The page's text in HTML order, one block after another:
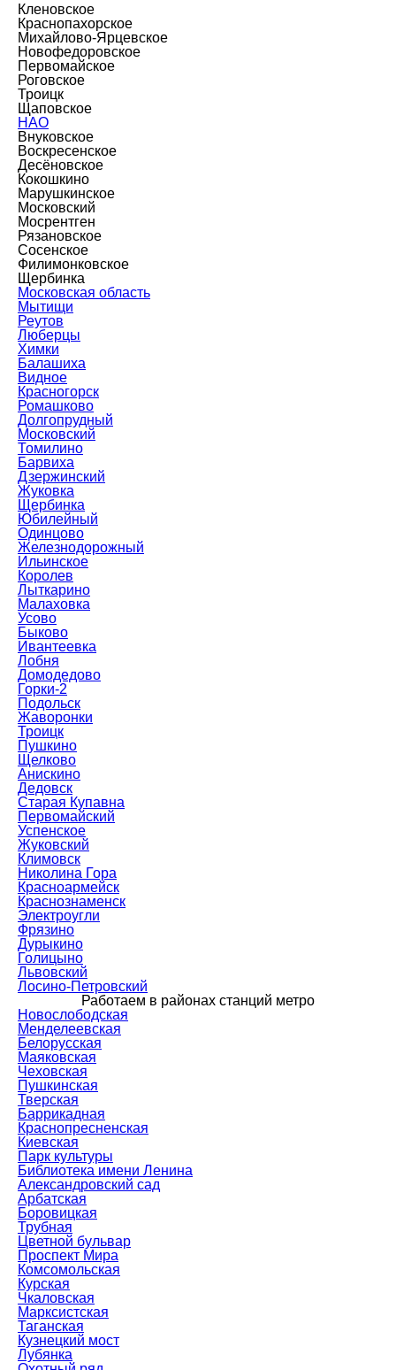
Кленовское
Краснопахорское
Михайлово-Ярцевское
Новофедоровское
Первомайское
Роговское
Троицк
Щаповское
НАО
Внуковское
Воскресенское
Десёновское
Кокошкино
Марушкинское
Московский
Мосрентген
Рязановское
Сосенское
Филимонковское
Щербинка
Московская область
Мытищи
Реутов
Люберцы
Химки
Балашиха
Видное
Красногорск
Ромашково
Долгопрудный
Московский
Томилино
Барвиха
Дзержинский
Жуковка
Щербинка
Юбилейный
Одинцово
Железнодорожный
Ильинское
Королев
Лыткарино
Малаховка
Усово
Быково
Ивантеевка
Лобня
Домодедово
Горки-2
Подольск
Жаворонки
Троицк
Пушкино
Щелково
Анискино
Дедовск
Старая Купавна
Первомайский
Успенское
Жуковский
Климовск
Николина Гора
Красноармейск
Краснознаменск
Электроугли
Фрязино
Дурыкино
Голицыно
Львовский
Лосино-Петровский
Работаем в районах станций метро
Новослободская
Менделеевская
Белорусская
Маяковская
Чеховская
Пушкинская
Тверская
Баррикадная
Краснопресненская
Киевская
Парк культуры
Библиотека имени Ленина
Александровский сад
Арбатская
Боровицкая
Трубная
Цветной бульвар
Проспект Мира
Комсомольская
Курская
Чкаловская
Марксистская
Таганская
Кузнецкий мост
Лубянка